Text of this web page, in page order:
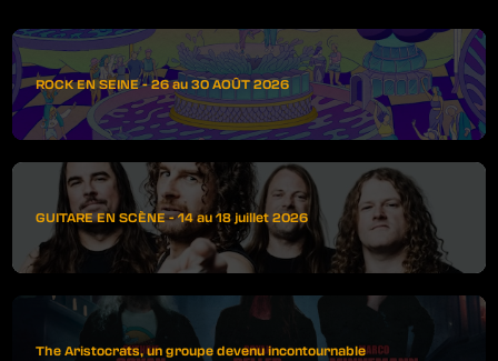
ROCK EN SEINE - 26 au 30 AOÛT 2026
GUITARE EN SCÈNE - 14 au 18 juillet 2026
The Aristocrats, un groupe devenu incontournable